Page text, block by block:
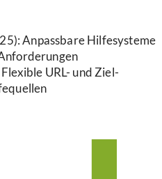
Anpassbare Hilfesysteme
URL- und Ziel-